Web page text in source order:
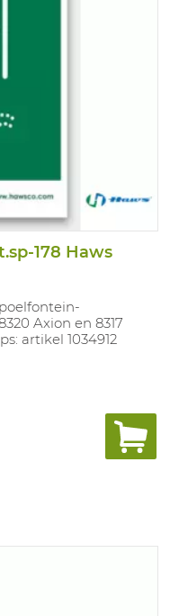
178 Haws
Axion en 8317
artikel 1034912